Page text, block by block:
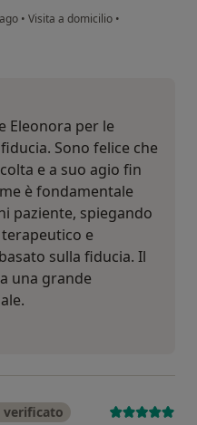
• Visita a domicilio •
Eleonora per le
Sono felice che
e a suo agio fin
è fondamentale
paziente, spiegando
e
sulla fiducia. Il
una grande
verificato